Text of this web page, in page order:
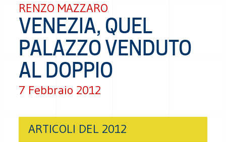
RENZO MAZZARO
VENEZIA, QUEL
PALAZZO VENDUTO
AL DOPPIO
7 Febbraio 2012
ARTICOLI DEL 2012